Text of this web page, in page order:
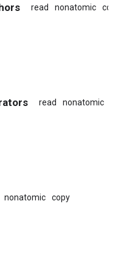
read nonatomic
read nonatomic
nonatomic copy